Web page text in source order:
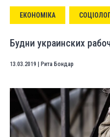
ЕКОНОМІКА
Будни украинских
13.03.2019 Рита Бондар